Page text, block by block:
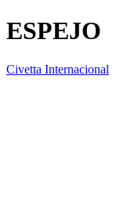
ESPEJO
Civetta Internacional